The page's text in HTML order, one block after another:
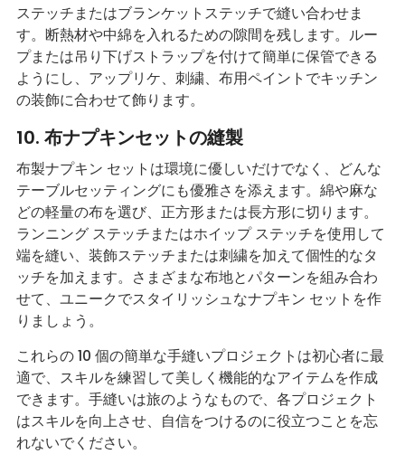
ステッチまたはブランケットステッチで縫い合わせま
す。断熱材や中綿を入れるための隙間を残します。ルー
プまたは吊り下げストラップを付けて簡単に保管できる
ようにし、アップリケ、刺繍、布用ペイントでキッチン
の装飾に合わせて飾ります。
10. 布ナプキンセットの縫製
布製ナプキン セットは環境に優しいだけでなく、どんな
テーブルセッティングにも優雅さを添えます。綿や麻な
どの軽量の布を選び、正方形または長方形に切ります。
ランニング ステッチまたはホイップ ステッチを使用して
端を縫い、装飾ステッチまたは刺繍を加えて個性的なタ
ッチを加えます。さまざまな布地とパターンを組み合わ
せて、ユニークでスタイリッシュなナプキン セットを作
りましょう。
これらの 10 個の簡単な手縫いプロジェクトは初心者に最
適で、スキルを練習して美しく機能的なアイテムを作成
できます。手縫いは旅のようなもので、各プロジェクト
はスキルを向上させ、自信をつけるのに役立つことを忘
れないでください。